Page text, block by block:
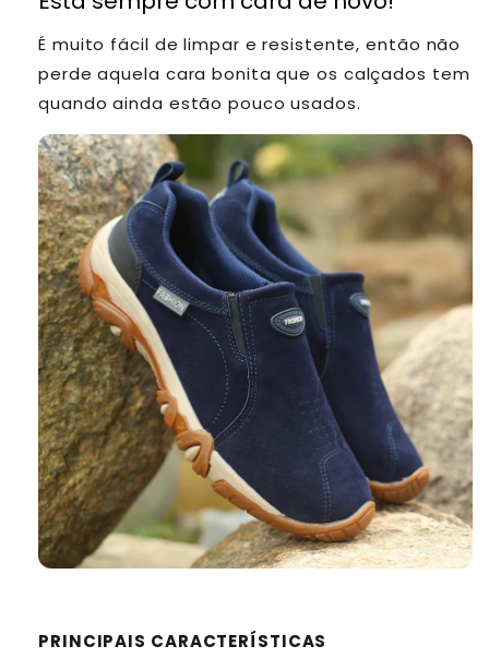
É muito fácil de limpar e resistente, então não
perde aquela cara bonita que os calçados tem
quando ainda estão pouco usados.
PRINCIPAIS CARACTERÍSTICAS